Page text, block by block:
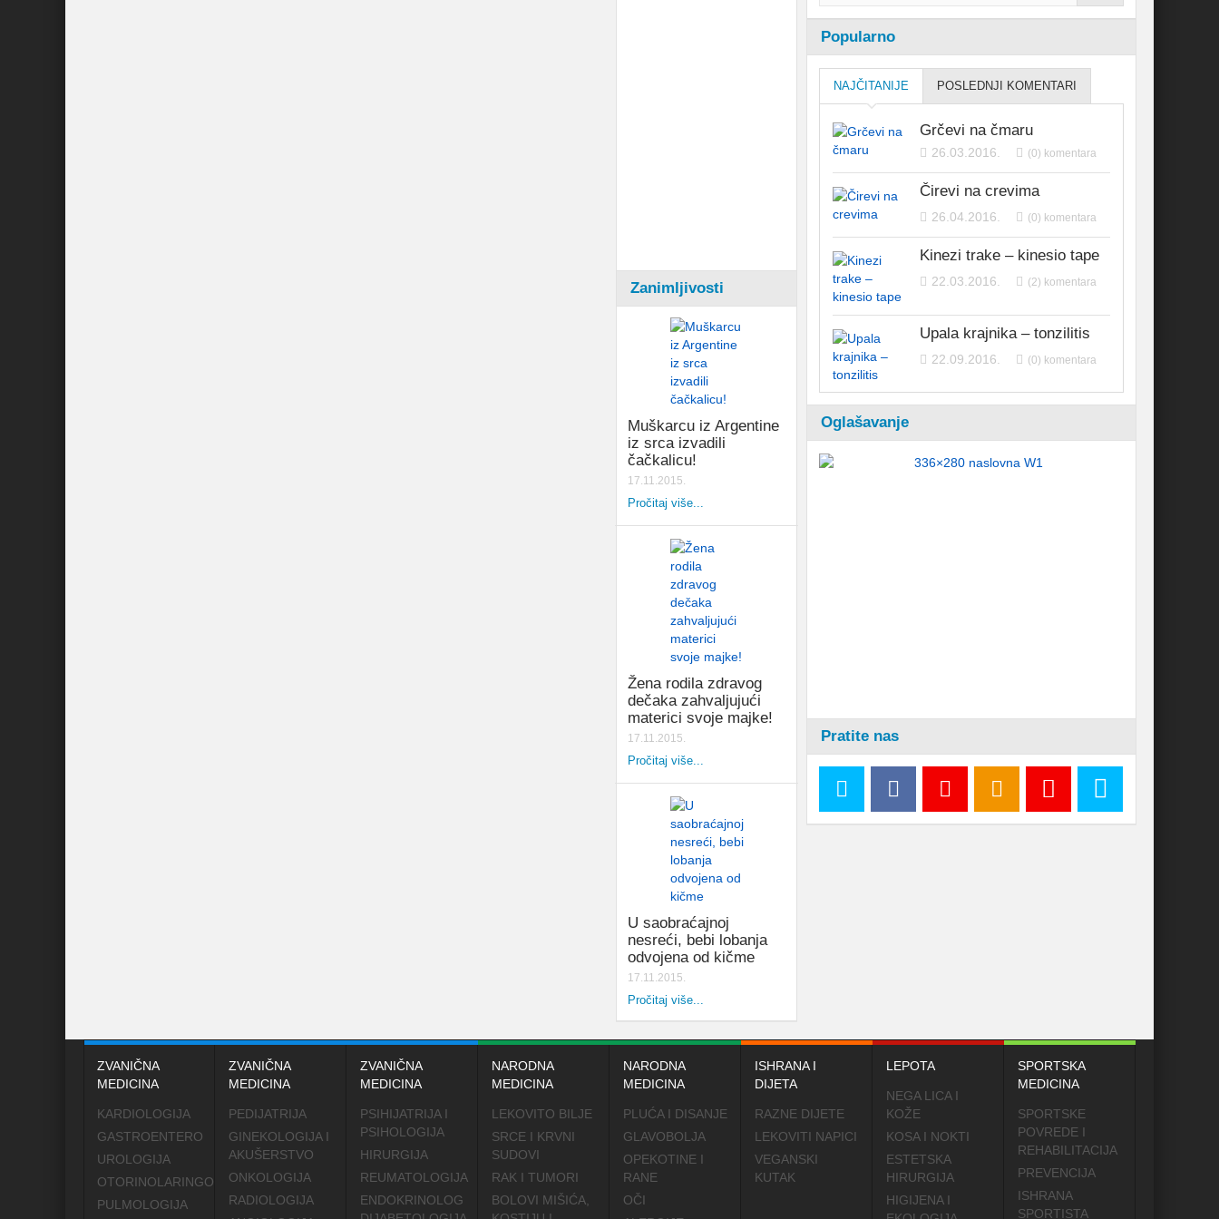
Zanimljivosti
Muškarcu iz Argentine
iz srca izvadili
čačkalicu!
17.11.2015.
Pročitaj više...
Žena rodila zdravog
dečaka zahvaljujući
materici svoje majke!
17.11.2015.
Pročitaj više...
U saobraćajnoj
nesreći, bebi lobanja
odvojena od kičme
17.11.2015.
Pročitaj više...
Popularno
NAJČITANIJE POSLEDNJI KOMENTARI
Grčevi na čmaru
26.03.2016. (0) komentara
Čirevi na crevima
26.04.2016. (0) komentara
Kinezi trake – kinesio tape
22.03.2016. (2) komentara
Upala krajnika – tonzilitis
22.09.2016. (0) komentara
Oglašavanje
Pratite nas
ZVANIČNA
MEDICINA
KARDIOLOGIJA
GASTROENTERO
UROLOGIJA
OTORINOLARINGOLOGIJA
PULMOLOGIJA
ZVANIČNA
MEDICINA
PEDIJATRIJA
GINEKOLOGIJA I
AKUŠERSTVO
ONKOLOGIJA
RADIOLOGIJA
ZVANIČNA
MEDICINA
PSIHIJATRIJA I
PSIHOLOGIJA
HIRURGIJA
REUMATOLOGIJA
ENDOKRINOLOG
NARODNA
MEDICINA
LEKOVITO BILJE
SRCE I KRVNI
SUDOVI
RAK I TUMORI
BOLOVI MIŠIĆA,
NARODNA
MEDICINA
PLUĆA I DISANJE
GLAVOBOLJA
OPEKOTINE I
RANE
OČI
ISHRANA I
DIJETA
RAZNE DIJETE
LEKOVITI NAPICI
VEGANSKI
KUTAK
LEPOTA
NEGA LICA I
KOŽE
KOSA I NOKTI
ESTETSKA
HIRURGIJA
HIGIJENA I
SPORTSKA
MEDICINA
SPORTSKE
POVREDE I
REHABILITACIJA
PREVENCIJA
ISHRANA
SPORTISTA